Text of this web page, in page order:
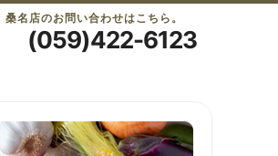
桑名店のお問い合わせはこちら。
(059)422-6123